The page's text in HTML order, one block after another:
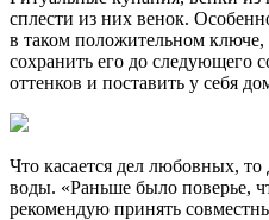
сплести из них венок.
в таком положительном
сохранить его до следующего
оттенков и поставить у себя
Что касается дел любовных,
воды. «Раньше было поверье,
рекомендую принять